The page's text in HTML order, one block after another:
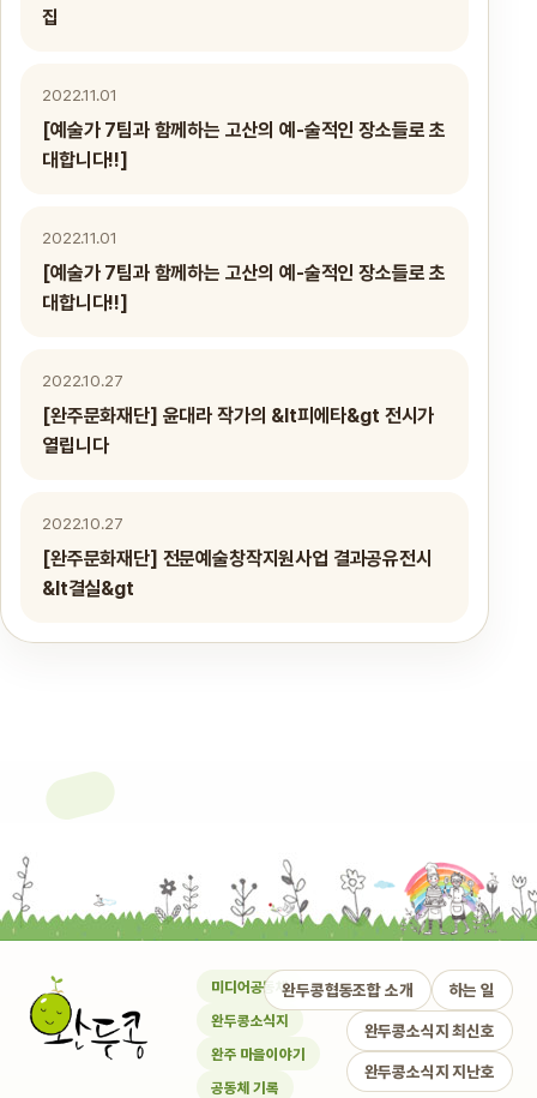
집
2022.11.01
[예술가 7팀과 함께하는 고산의 예-술적인 장소들로 초
대합니다!!]
2022.11.01
[예술가 7팀과 함께하는 고산의 예-술적인 장소들로 초
대합니다!!]
2022.10.27
[완주문화재단] 윤대라 작가의 &lt피에타&gt 전시가
열립니다
2022.10.27
[완주문화재단] 전문예술창작지원사업 결과공유전시
&lt결실&gt
미디어공동체
완두콩소식지
완주 마을이야기
공동체 기록
완두콩협동조합 소개 하는 일
완두콩소식지 최신호
완두콩소식지 지난호